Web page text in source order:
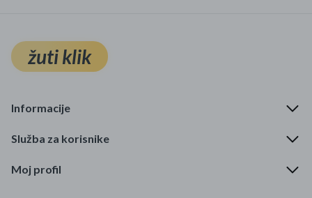
Čišćenje zaliha
Kišobrani akcija
Ograničena cijena
Najpopularniji proizvodi
Roba s greškom
žuti klik
Informacije
Služba za korisnike
Moj profil